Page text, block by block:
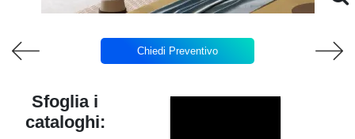
Chiedi Preventivo
Sfoglia i
cataloghi: